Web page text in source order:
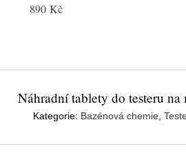
890 Kč
Náhradní tablety do testeru
Kategorie: Bazénová chemie